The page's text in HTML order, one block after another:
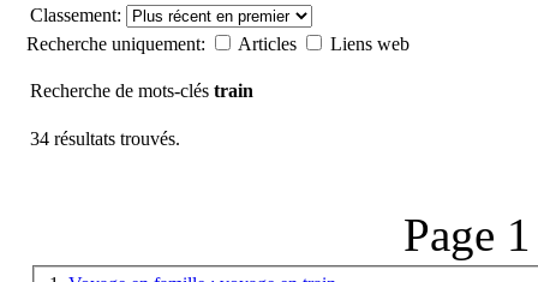
Classement:
Recherche uniquement:
Articles Liens web
Recherche de mots-cléstrain
34 résultats trouvés.
Page